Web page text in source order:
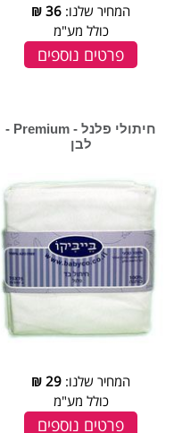
המחיר שלנו: 36
₪
כולל מע"מ
פרטים נוספים
חיתולי פלנל - Premium -
לבן
המחיר שלנו: 29
₪
כולל מע"מ
פרטים נוספים